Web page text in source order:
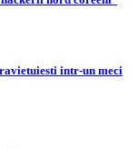
intr-un meci